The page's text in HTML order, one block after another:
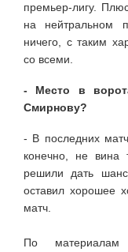
премьер-лигу.
на нейтральном
ничего, с таким
со всеми.
- Место в
Смирнову?
- В последних
конечно, не вина
решили дать
оставил хорошее
матч.
По